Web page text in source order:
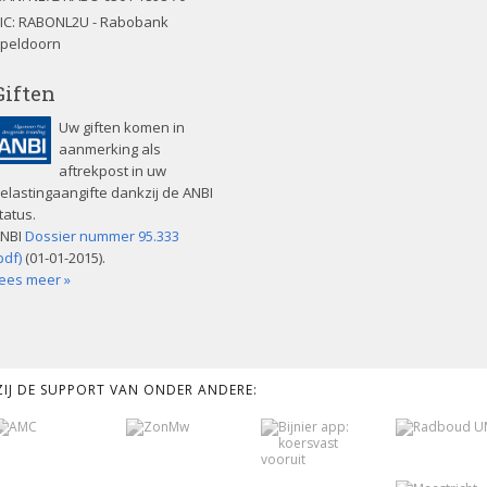
RABONL2U - Rabobank
Uw giften komen in
aanmerking als
aftrekpost in uw
dankzij de ANBI
Dossier nummer 95.333
(01-01-2015).
meer »
DE SUPPORT VAN ONDER ANDERE: